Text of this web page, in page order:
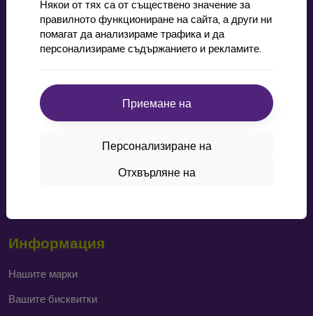
Някои от тях са от съществено значение за
правилното функциониране на сайта, а други ни
помагат да анализираме трафика и да
персонализираме съдържанието и рекламите.
Приемане на
Персонализиране на
Отхвърляне на
Пазаруване
Доставка и плащане
Cashback
Лесно връщане
Информация
Нашите марки
Вашите бисквитки